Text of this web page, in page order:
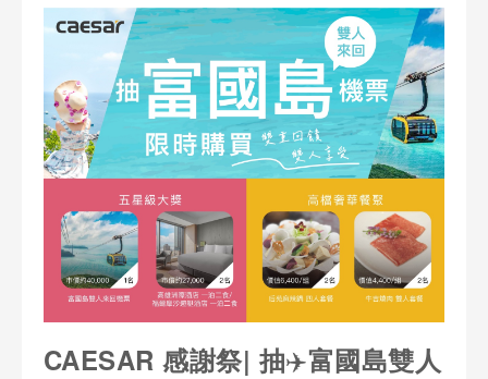
產品型號查詢
販賣中商品 已下架商品
搜尋產品
CAESAR 感謝祭| 抽✈️富國島雙人